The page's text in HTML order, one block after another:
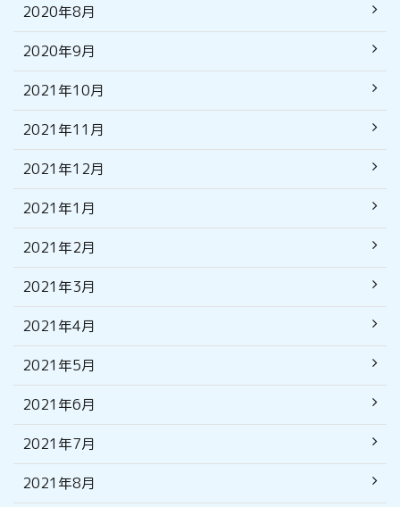
2020年8月
2020年9月
2021年10月
2021年11月
2021年12月
2021年1月
2021年2月
2021年3月
2021年4月
2021年5月
2021年6月
2021年7月
2021年8月